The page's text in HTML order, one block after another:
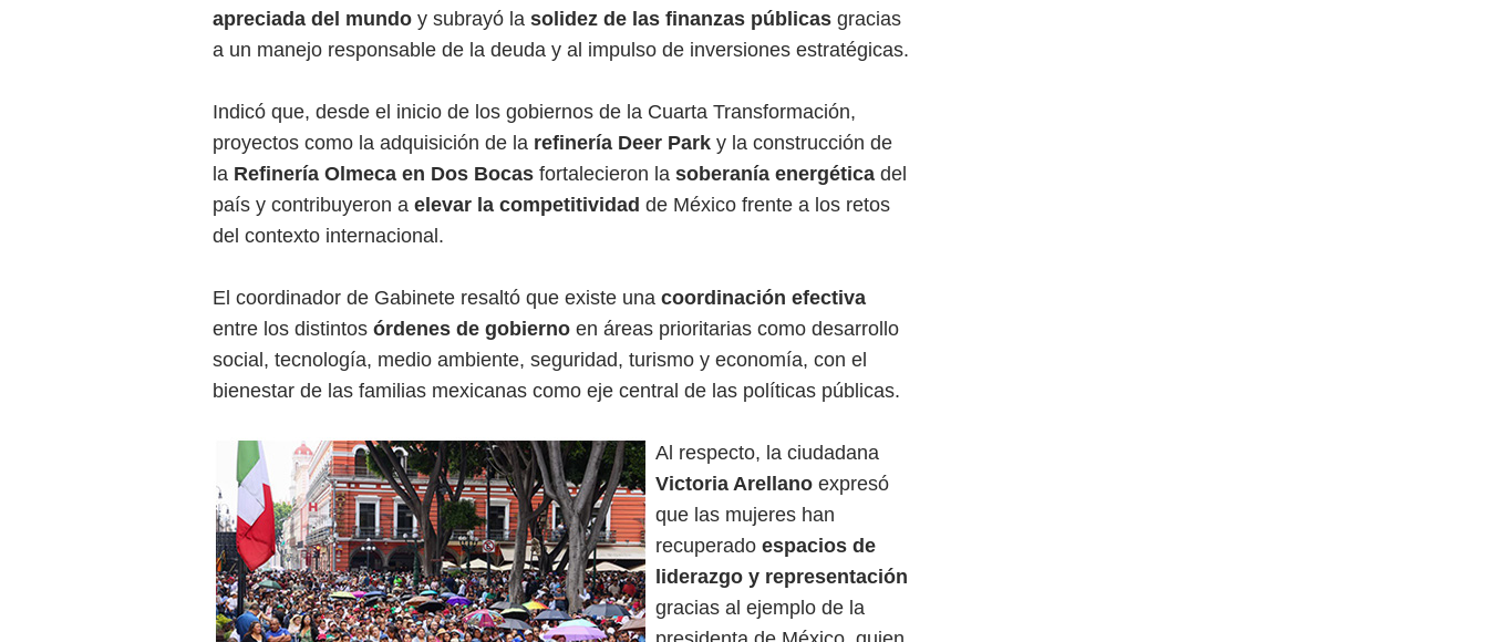
apreciada del mundo y subrayó la solidez de las finanzas públicas gracias
a un manejo responsable de la deuda y al impulso de inversiones estratégicas.
Indicó que, desde el inicio de los gobiernos de la Cuarta Transformación,
proyectos como la adquisición de la refinería Deer Park y la construcción de
la Refinería Olmeca en Dos Bocas fortalecieron la soberanía energética del
país y contribuyeron a elevar la competitividad de México frente a los retos
del contexto internacional.
El coordinador de Gabinete resaltó que existe una coordinación efectiva
entre los distintos órdenes de gobierno en áreas prioritarias como desarrollo
social, tecnología, medio ambiente, seguridad, turismo y economía, con el
bienestar de las familias mexicanas como eje central de las políticas públicas.
Al respecto, la ciudadana
Victoria Arellano expresó
que las mujeres han
recuperado espacios de
liderazgo y representación
gracias al ejemplo de la